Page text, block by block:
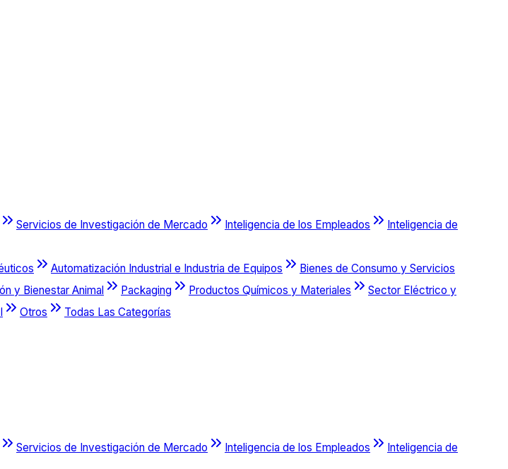
Servicios de Investigación de Mercado Inteligencia de los Empleados
Inteligencia de
Automatización Industrial e Industria de Equipos
Bienes de Consumo y Servicios
y Bienestar Animal Packaging Productos Químicos y Materiales
Sector Eléctrico y
Otros Todas Las Categorías
Servicios de Investigación de Mercado Inteligencia de los Empleados
Inteligencia de